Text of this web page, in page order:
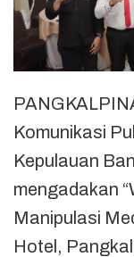
Komunikasi
Kepulauan
mengadakan
Manipulasi
Hotel,